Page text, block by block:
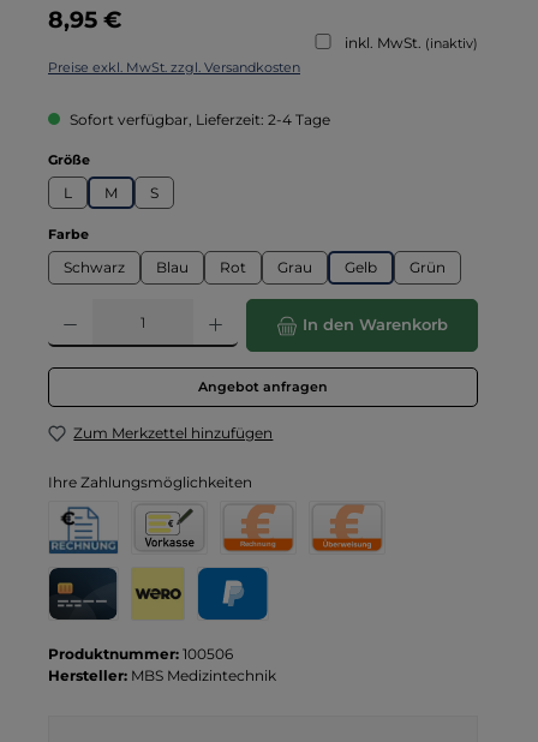
Regulärer Preis:
8,95 €
inkl. MwSt. (inaktiv)
Preise exkl. MwSt. zzgl. Versandkosten
Sofort verfügbar, Lieferzeit: 2-4 Tage
Größeauswählen
L M S
Farbeauswählen
Schwarz Blau Rot Grau Gelb Grün
Produkt Anzahl: Gib den gewünschten Wert ein oder benutze die
In den Warenkorb
Angebot anfragen
Zum Merkzettel hinzufügen
Ihre Zahlungsmöglichkeiten
Rechnung
Rechnung für Behörden
Vorkasse
Produktnummer: 100506
Hersteller: MBS Medizintechnik